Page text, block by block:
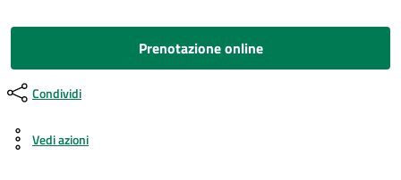
Prenotazione online
Condividi
Vedi azioni